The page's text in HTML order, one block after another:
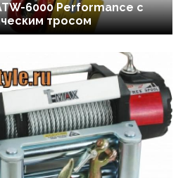
6000 Performance с
тросом